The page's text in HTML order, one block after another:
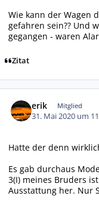
Wie kann der Wagen
gefahren sein?? Und
gegangen - waren
Zitat
erik Mitglied
31. Mai 2020 um
Hatte der denn
Es gab durchaus
3(I) meines Bruders
Ausstattung her. Nur